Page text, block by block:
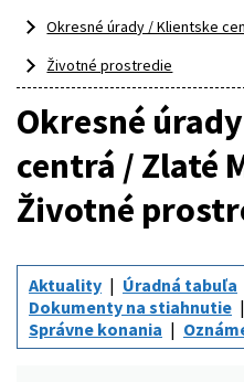
Okresné úrady / Klientske
Životné prostredie
Okresné
centrá / Zlaté
Životné
Aktuality
Úradná tabuľa
Dokumenty na stiahnutie
Správne konania